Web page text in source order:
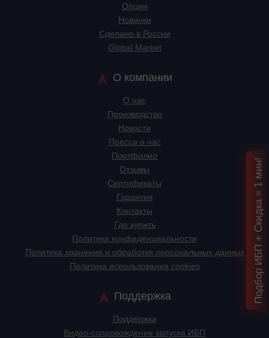
Опции
Новинки
Сделано в России
Global Market
О компании
О нас
Производство
Новости
Пресса о нас
Портфолио
Отзывы
Сертификаты
Гарантия
Контакты
Где купить
Политика конфиденциальности
Политика хранения и обработки персональных данных
Политика использования cookies
Поддержка
Поддержка
Видео-сопровождение запуска ИБП
Подбор ИБП + Скидка = 1 мин!